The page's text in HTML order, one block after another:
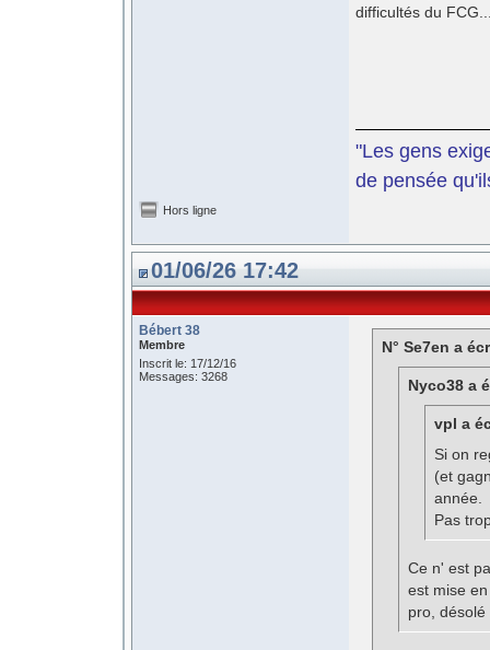
difficultés du
"Les gens
de pensée
Hors ligne
01/06/26 17:42
Bébert 38
Membre
Inscrit le: 17/12/16
Messages: 3268
N° Se7en a
Nyco38 a
vpl a
Si on
(et
année.
Pas
Ce n' est
est mise
pro,